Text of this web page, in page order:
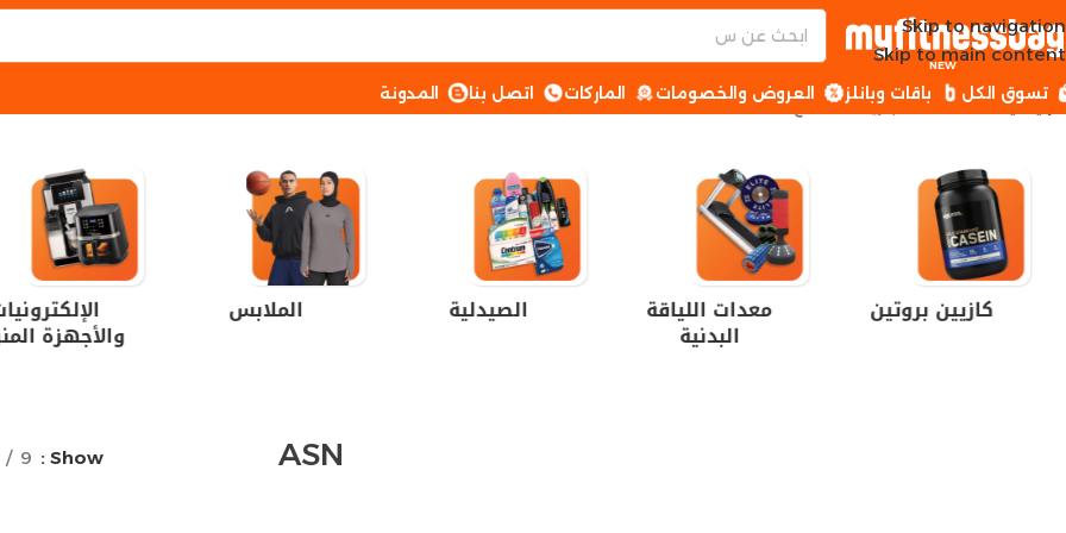
Skip to navigation
Skip to main content
تسوق الكل باقات وبانلز
NEW
العروض والخصومات الماركات اتصل بنا المدونة الرئيسية العلامة التجارية للمنتج ASN
كازيين بروتين معدات اللياقة
البدنية
الصيدلية الملابس
والأجهزة
ASN
Show
9